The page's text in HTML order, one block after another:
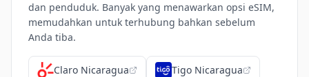
dan penduduk. Banyak yang menawarkan opsi eSIM,
memudahkan untuk terhubung bahkan sebelum
Anda tiba.
Claro Nicaragua Tigo Nicaragua